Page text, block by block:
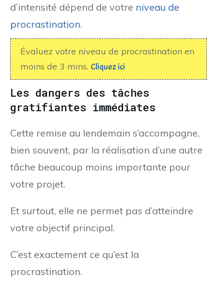
d’intensité dépend de votre niveau de
procrastination.
Évaluez votre niveau de procrastination en
moins de 3 mins. Cliquez ici
Les dangers des tâches
gratifiantes immédiates
Cette remise au lendemain s’accompagne,
bien souvent, par la réalisation d’une autre
tâche beaucoup moins importante pour
votre projet.
Et surtout, elle ne permet pas d’atteindre
votre objectif principal.
C’est exactement ce qu’est la
procrastination.